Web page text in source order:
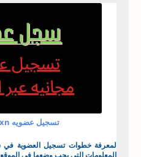
تسجيل عضويه dxn مجانيه اونلاين